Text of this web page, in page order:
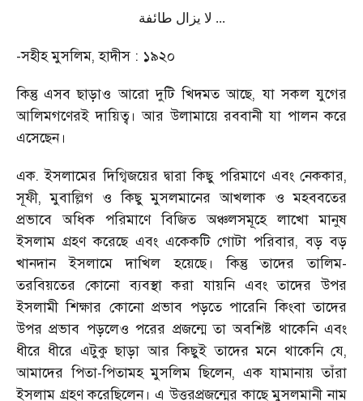
لا يزال طائفة ...
-সহীহ মুসলিম, হাদীস : ১৯২০
কিন্তু এসব ছাড়াও আরো দুটি খিদমত আছে, যা সকল যুগের
আলিমগণেরই দায়িত্ব। আর উলামায়ে রববানী যা পালন করে
এসেছেন।
এক. ইসলামের দিগ্বিজয়ের দ্বারা কিছু পরিমাণে এবং নেককার,
সূফী, মুবাল্লিগ ও কিছু মুসলমানের আখলাক ও মহববতের
প্রভাবে অধিক পরিমাণে বিজিত অঞ্চলসমূহে লাখো মানুষ
ইসলাম গ্রহণ করেছে এবং একেকটি গোটা পরিবার, বড় বড়
খানদান ইসলামে দাখিল হয়েছে। কিন্তু তাদের তালিম-
তরবিয়তের কোনো ব্যবস্থা করা যায়নি এবং তাদের উপর
ইসলামী শিক্ষার কোনো প্রভাব পড়তে পারেনি কিংবা তাদের
উপর প্রভাব পড়লেও পরের প্রজন্মে তা অবশিষ্ট থাকেনি এবং
ধীরে ধীরে এটুকু ছাড়া আর কিছুই তাদের মনে থাকেনি যে,
আমাদের পিতা-পিতামহ মুসলিম ছিলেন, এক যামানায় তাঁরা
ইসলাম গ্রহণ করেছিলেন। এ উত্তরপ্রজন্মের কাছে মুসলমানী নাম